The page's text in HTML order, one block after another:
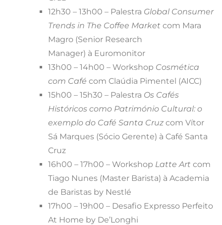
12h30 – 13h00 – Palestra Global Consumer
Trends in The Coffee Market com Mara
Magro (Senior Research
Manager) à Euromonitor
13h00 – 14h00 – Workshop Cosmética
com Café com Claúdia Pimentel (AICC)
15h00 – 15h30 – Palestra Os Cafés
Históricos como Património Cultural: o
exemplo do Café Santa Cruz com Vítor
Sá Marques (Sócio Gerente) à Café Santa
Cruz
16h00 – 17h00 – Workshop Latte Art com
Tiago Nunes (Master Barista) à Academia
de Baristas by Nestlé
17h00 – 19h00 – Desafio Expresso Perfeito
At Home by De’Longhi